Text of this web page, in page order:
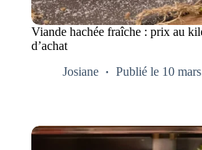
Viande hachée fraîche : prix au
d’achat
Josiane
Publié le 10